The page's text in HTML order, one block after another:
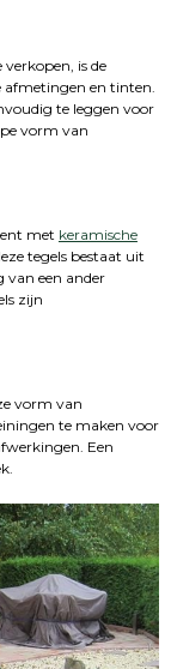
is de
afmetingen en tinten.
te leggen voor
vorm van
met keramische
tegels bestaat uit
van een ander
zijn
vorm van
te maken voor
Een